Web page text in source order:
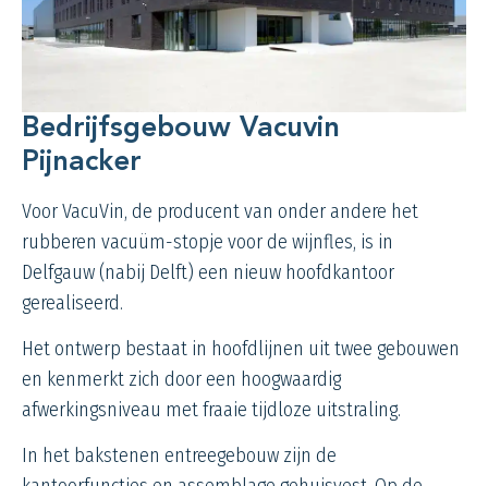
Bedrijfsgebouw Vacuvin
Pijnacker
VoorVacuVin, de producent van onder andere het
rubberen vacuüm-stopje voor de wijnfles, is in
Delfgauw (nabij Delft) een nieuw hoofdkantoor
gerealiseerd.
Het ontwerp bestaat in hoofdlijnen uit twee gebouwen
en kenmerkt zich door een hoogwaardig
afwerkingsniveau met fraaie tijdloze uitstraling.
In het bakstenen entreegebouw zijn de